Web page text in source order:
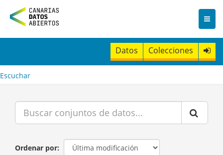
n
t
Datos Colecciones
Escuchar
Ordenar por